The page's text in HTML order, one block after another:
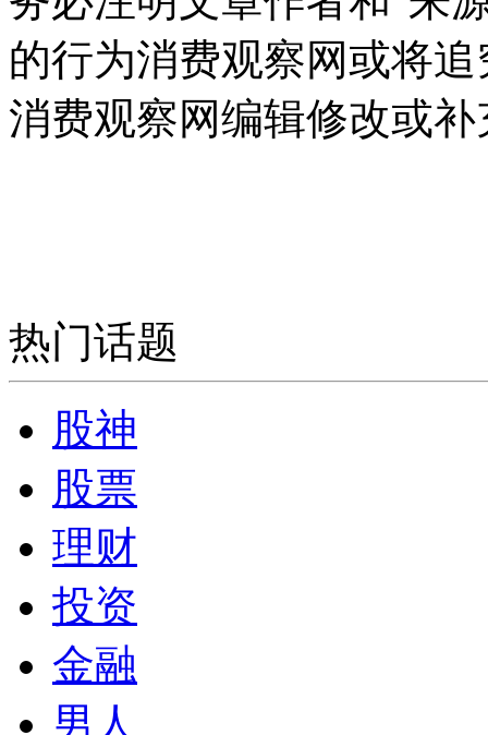
的行为消费观察网或将
消费观察网编辑修改或补
热门话题
股神
股票
理财
投资
金融
男人